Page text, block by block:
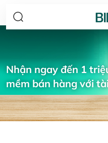
Nhận ngay đến 1
mềm bán hàng với